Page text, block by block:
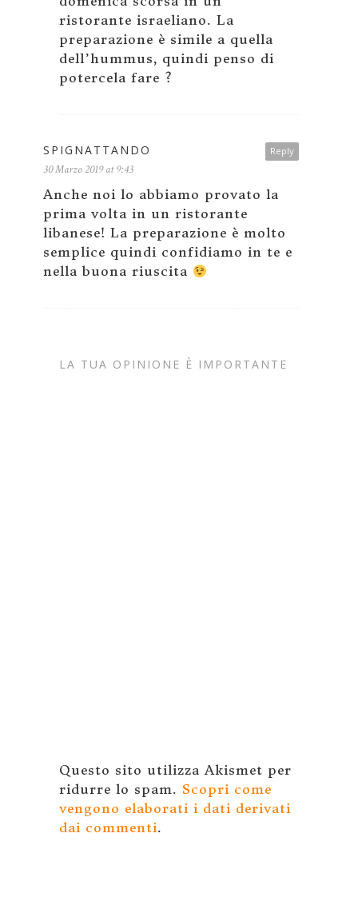
ristorante israeliano. La
preparazione è simile a quella
dell’hummus, quindi penso di
potercela fare ?
Reply
SPIGNATTANDO
30 Marzo 2019 at 9:43
Anche noi lo abbiamo provato la
prima volta in un ristorante
libanese! La preparazione è molto
semplice quindi confidiamo in te e
nella buona riuscita
LA TUA OPINIONE È IMPORTANTE
Questo sito utilizza Akismet per
ridurre lo spam. Scopri come
vengono elaborati i dati derivati
dai commenti.